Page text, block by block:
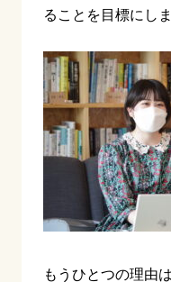
ることを目標にしま
もうひとつの理由は